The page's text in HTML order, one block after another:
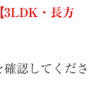
3LDK・長方
認してくださ